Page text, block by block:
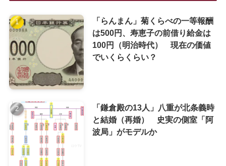
「らんまん」菊くらべの一等報酬
は500円、寿恵子の前借り給金は
100円（明治時代） 現在の価値
でいくらくらい？
「鎌倉殿の13人」八重が北条義時
と結婚（再婚） 史実の側室「阿
波局」がモデルか